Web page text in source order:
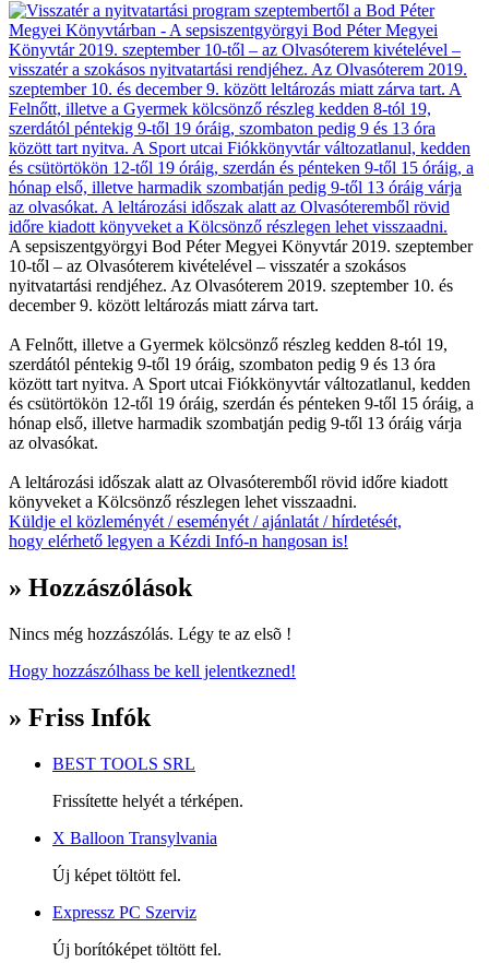
A sepsiszentgyörgyi Bod Péter Megyei Könyvtár 2019. szeptember
10-től – az Olvasóterem kivételével – visszatér a szokásos
nyitvatartási rendjéhez. Az Olvasóterem 2019. szeptember 10. és
december 9. között leltározás miatt zárva tart.
A Felnőtt, illetve a Gyermek kölcsönző részleg kedden 8-tól 19,
szerdától péntekig 9-től 19 óráig, szombaton pedig 9 és 13 óra
között tart nyitva. A Sport utcai Fiókkönyvtár változatlanul, kedden
és csütörtökön 12-től 19 óráig, szerdán és pénteken 9-től 15 óráig, a
hónap első, illetve harmadik szombatján pedig 9-től 13 óráig várja
az olvasókat.
A leltározási időszak alatt az Olvasóteremből rövid időre kiadott
könyveket a Kölcsönző részlegen lehet visszaadni.
Küldje el közleményét / eseményét / ajánlatát / hírdetését,
hogy elérhető legyen a Kézdi Infó-n hangosan is!
» Hozzászólások
Nincs még hozzászólás. Légy te az elsõ !
Hogy hozzászólhass be kell jelentkezned!
» Friss Infók
BEST TOOLS SRL
Frissítette helyét a térképen.
X Balloon Transylvania
Új képet töltött fel.
Expressz PC Szerviz
Új borítóképet töltött fel.